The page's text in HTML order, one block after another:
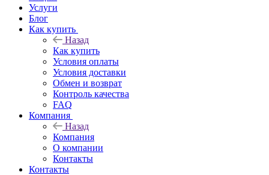
Услуги
Блог
Как купить
Назад
Как купить
Условия оплаты
Условия доставки
Обмен и возврат
Контроль качества
FAQ
Компания
Назад
Компания
О компании
Контакты
Контакты